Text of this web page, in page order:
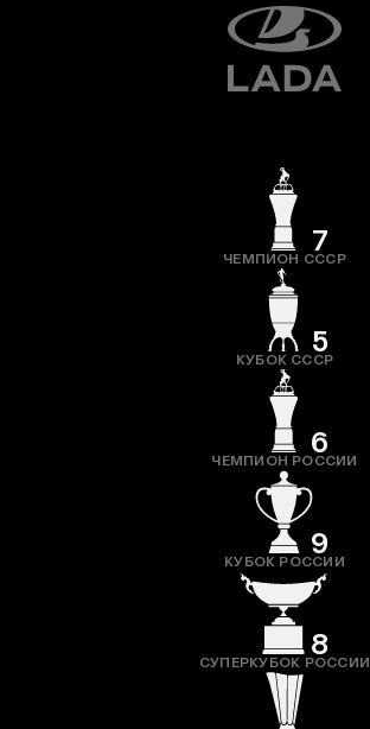
7
ЧЕМПИОН СССР
5
КУБОК СССР
6
ЧЕМПИОН РОССИИ
9
КУБОК РОССИИ
8
СУПЕРКУБОК РОССИИ